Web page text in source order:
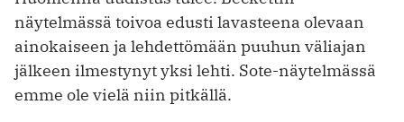
näytelmässä toivoa edusti lavasteena olevaan
ainokaiseen ja lehdettömään puuhun väliajan
jälkeen ilmestynyt yksi lehti. Sote-näytelmässä
emme ole vielä niin pitkällä.